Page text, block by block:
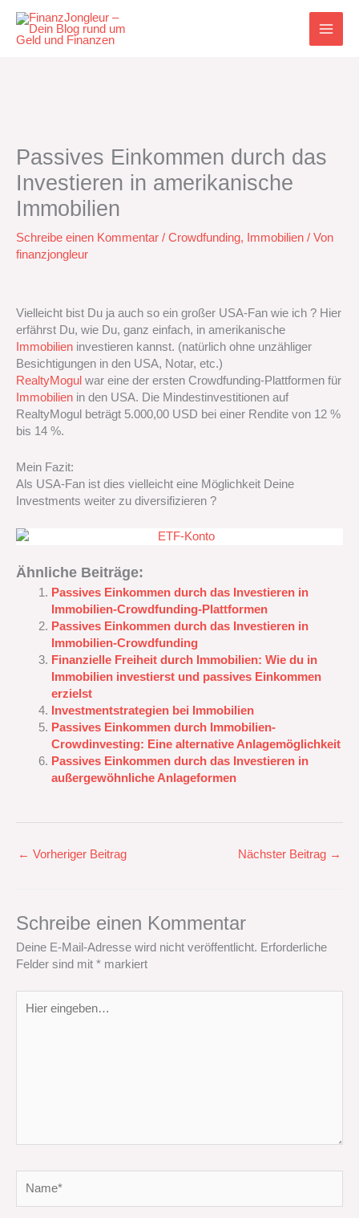
Inhalt
springen
Passives Einkommen durch das
Investieren in amerikanische
Immobilien
Schreibe einen Kommentar / Crowdfunding, Immobilien / Von
finanzjongleur
Vielleicht bist Du ja auch so ein großer USA-Fan wie ich ? Hier
erfährst Du, wie Du, ganz einfach, in amerikanische
Immobilien investieren kannst. (natürlich ohne unzähliger
Besichtigungen in den USA, Notar, etc.)
RealtyMogul war eine der ersten Crowdfunding-Plattformen für
Immobilien in den USA. Die Mindestinvestitionen auf
RealtyMogul beträgt 5.000,00 USD bei einer Rendite von 12 %
bis 14 %.
Mein Fazit:
Als USA-Fan ist dies vielleicht eine Möglichkeit Deine
Investments weiter zu diversifizieren ?
Ähnliche Beiträge:
Passives Einkommen durch das Investieren in
Immobilien-Crowdfunding-Plattformen
Passives Einkommen durch das Investieren in
Immobilien-Crowdfunding
Finanzielle Freiheit durch Immobilien: Wie du in
Immobilien investierst und passives Einkommen
erzielst
Investmentstrategien bei Immobilien
Passives Einkommen durch Immobilien-
Crowdinvesting: Eine alternative Anlagemöglichkeit
Passives Einkommen durch das Investieren in
außergewöhnliche Anlageformen
← Vorheriger Beitrag Nächster Beitrag →
Schreibe einen Kommentar
Deine E-Mail-Adresse wird nicht veröffentlicht. Erforderliche
Felder sind mit * markiert
eingeben…